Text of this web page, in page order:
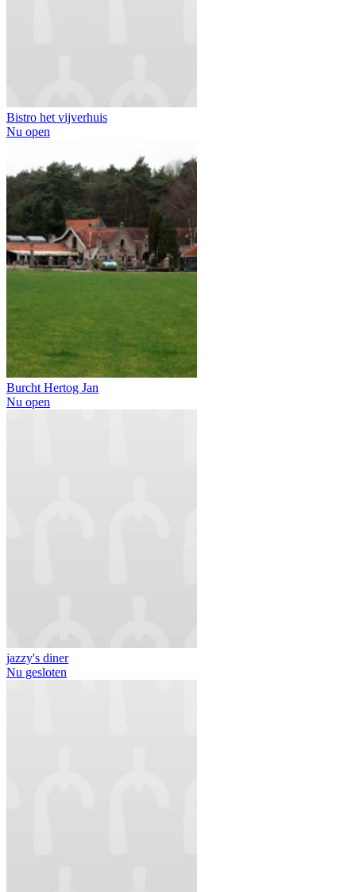
Bistro het vijverhuis
Nu open
Burcht Hertog Jan
Nu open
jazzy's diner
Nu gesloten